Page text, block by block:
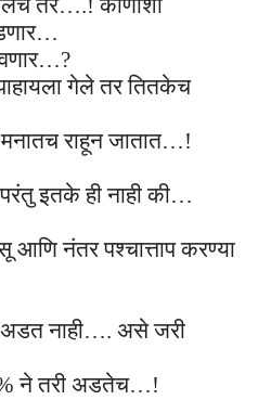
तर….!कोणाशी
?
गेले तर तितकेच
मनातच राहून जातात…!
परंतु इतके ही नाही की…
आणिनंतर पश्चात्ताप करण्या
अडत नाही…. असे जरी
नेतरी अडतेच…!